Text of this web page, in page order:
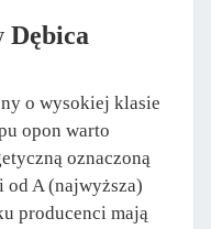
Dębica
o wysokiej klasie
opon warto
oznaczoną
A (najwyższa)
producenci mają